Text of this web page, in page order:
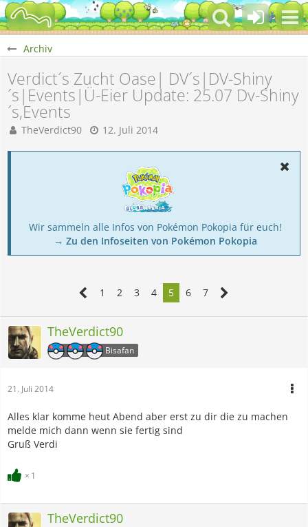
Archiv
Verdict´s Zucht Oase| DV´s|DV-Shiny
´s|Events|Ü-Eier Update: 25.07 Dv-Shiny
´s,Events
TheVerdict90 12. Juli 2014
Wir sammeln alle Infos von Pokémon Pokopia für euch!
→ Zu den Infoseiten von Pokémon Pokopia
1 2 3 4 5 6 7
TheVerdict90
Bisafan
21. Juli 2014
Alles klar komme heut Abend aber erst zu dir die zu machen
melde mich dann wenn sie fertig sind
Gruß Verdi
1
TheVerdict90